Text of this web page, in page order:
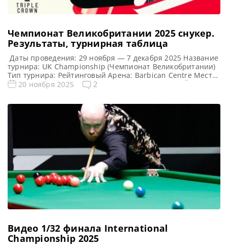
Чемпионат Великобритании 2025 cнукер.
Результаты, турнирная таблица
Даты проведения: 29 ноября — 7 декабря 2025 Название
турнира: UK Championship (Чемпионат Великобритании)
Тип турнира: Рейтинговый Арена: Barbican Centre Место
проведения (населенный пункт, город, страна): Йорк,
UK Championship 2025 — турнирная сетка рейтингового
турнира по снукеру 1/16 финала 1/8 финала 1/4 финала
20 ноября 2025 2
Видео 1/32 финала International
Championship 2025